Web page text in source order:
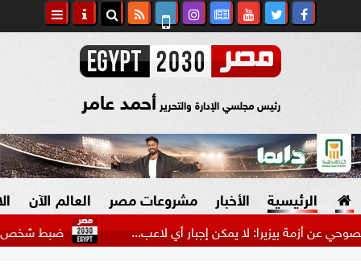
رئيس مجلسي الإدارة والتحرير أحمد عامر
الرئيسية الأخبار مشروعات مصر العالم الآن
ضبط شخص انتحل صفة بيزيرا: لا يمكن إجبار أي لاعب...